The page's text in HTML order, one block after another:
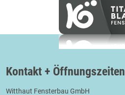
Kontakt + Öffnungszeiten
Witthaut Fensterbau GmbH